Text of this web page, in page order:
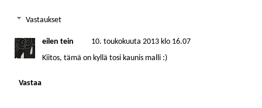
Vastaukset
eilen tein
10. toukokuuta 2013 klo 16.07
Kiitos, tämä on kyllä tosi kaunis malli :)
Vastaa